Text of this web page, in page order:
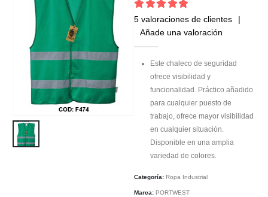
5 out of 5
5 valoraciones de clientes
|
Añade una valoración
Este chaleco de seguridad
ofrece visibilidad y
funcionalidad. Práctico añadido
para cualquier puesto de
trabajo, ofrece mayor visibilidad
en cualquier situación.
Disponible en una amplia
variedad de colores.
Categoría: Ropa Industrial
Marca: PORTWEST